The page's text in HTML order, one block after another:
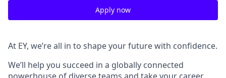
Apply now
At EY, we’re all in to shape your future with confidence.
We’ll help you succeed in a globally connected